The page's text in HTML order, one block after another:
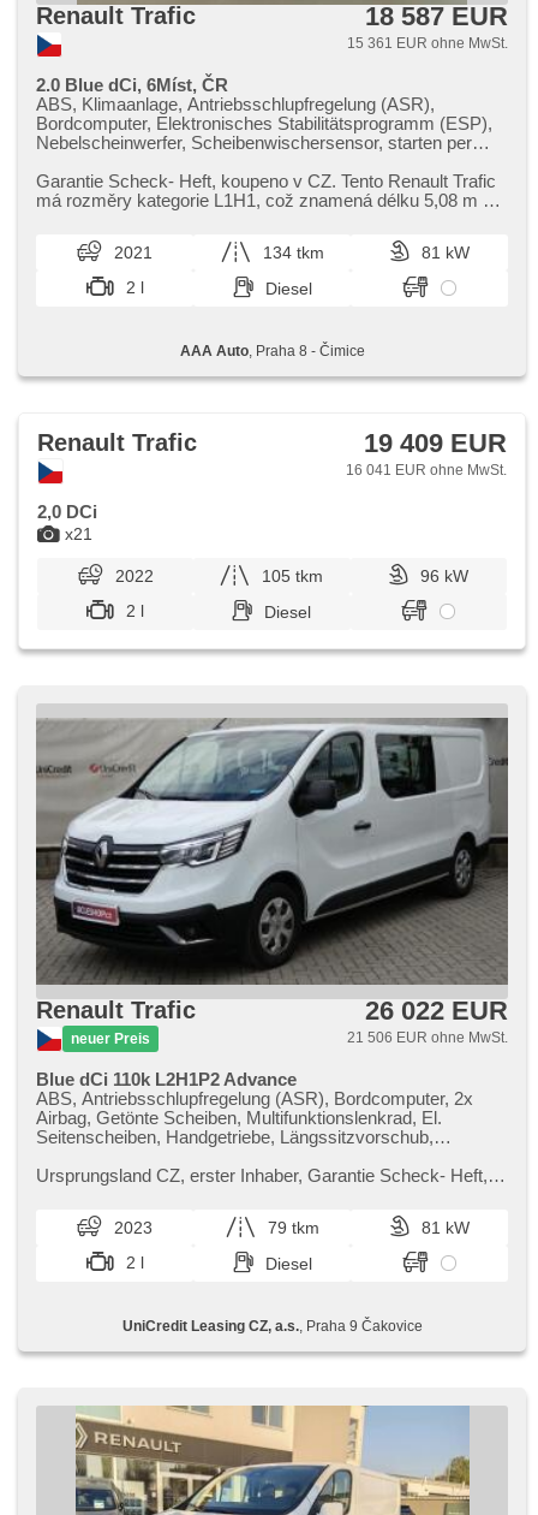
Renault Trafic 18 587 EUR
15 361 EUR ohne MwSt.
2.0 Blue dCi, 6Míst, ČR
ABS, Klimaanlage, Antriebsschlupfregelung (ASR),
Bordcomputer, Elektronisches Stabilitätsprogramm (ESP),
Nebelscheinwerfer, Scheibenwischersensor, starten per
Parkassistent, Servolenkung, El. Seitenscheiben, Autoradio,
Handgetriebe
Garantie Scheck​- Heft,​ koupeno v CZ. Tento Renault Trafic
má rozměry kategorie L1H1,​ což znamená délku 5,​08 m a
2021 134 tkm
81 kW
2 l
Diesel
AAA Auto, Praha 8 - Čimice
x21
Renault Trafic 19 409 EUR
16 041 EUR ohne MwSt.
2,0 DCi
2022 105 tkm
96 kW
2 l
Diesel
Renault Trafic
neuer Preis
26 022 EUR
21 506 EUR ohne MwSt.
Blue dCi 110k L2H1P2 Advance
ABS, Antriebsschlupfregelung (ASR), Bordcomputer, 2x
Airbag, Getönte Scheiben, Multifunktionslenkrad, El.
Seitenscheiben, Handgetriebe, Längssitzvorschub,
Klimaanlage, Autoradio, Teilbare Rücksitzbank, El. Spiegel,
Außenthermometer, Wegfahrsperre, höheneinstellbare
Fahrersitz, Lenkrad einstellbar, Nebelscheinwerfer,
Zentralverriegelung mit Funkfernbedienung, Elektronisches
Stabilitätsprogramm (ESP), Beifahrerairbagdeaktivierung,
Ursprungsland CZ,​ erster Inhaber,​ Garantie Scheck​- Heft,​
Leasing. V případě využ...
2023 79 tkm
81 kW
2 l
Diesel
UniCredit Leasing CZ, a.s., Praha 9 Čakovice